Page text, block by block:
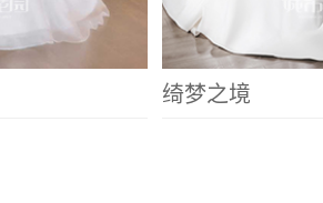
绮梦之境